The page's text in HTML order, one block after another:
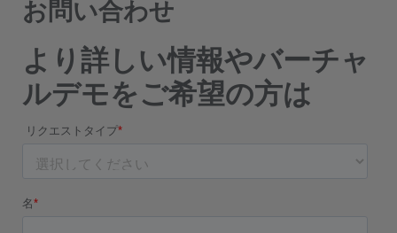
お問い合わせ
より詳しい情報やバーチャ
ルデモをご希望の方は